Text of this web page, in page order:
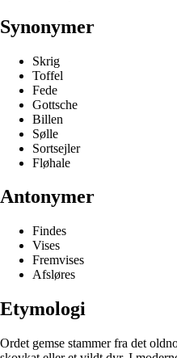
Synonymer
Skrig
Toffel
Fede
Gottsche
Billen
Sølle
Sortsejler
Fløhale
Antonymer
Findes
Vises
Fremvises
Afsløres
Etymologi
Ordet gemse stammer fra det